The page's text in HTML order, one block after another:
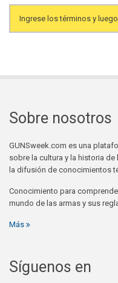
Search form
Sobre nosotros
GUNSweek.com es una
sobre la cultura y la historia
la difusión de conocimientos
Conocimiento para
mundo de las armas y sus
Más
Síguenos en